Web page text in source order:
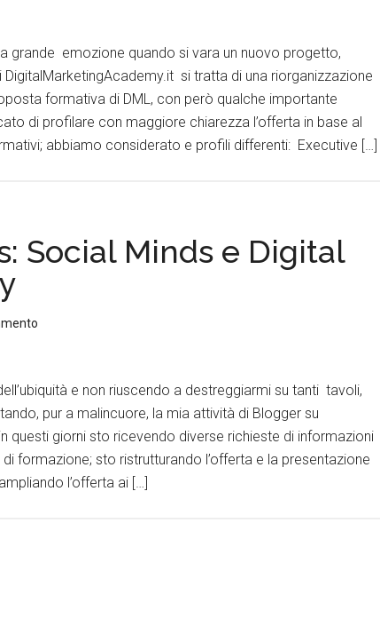
grande emozione quando si vara un nuovo progetto,
si tratta di una riorganizzazione
formativa di DML, con però qualche importante
di profilare con maggiore chiarezza l’offerta in base al
abbiamo considerato e profili differenti: Executive […]
Social Minds e Digital
e non riuscendo a destreggiarmi su tanti tavoli,
pur a malincuore, la mia attività di Blogger su
questi giorni sto ricevendo diverse richieste di informazioni
formazione; sto ristrutturando l’offerta e la presentazione
l’offerta ai […]